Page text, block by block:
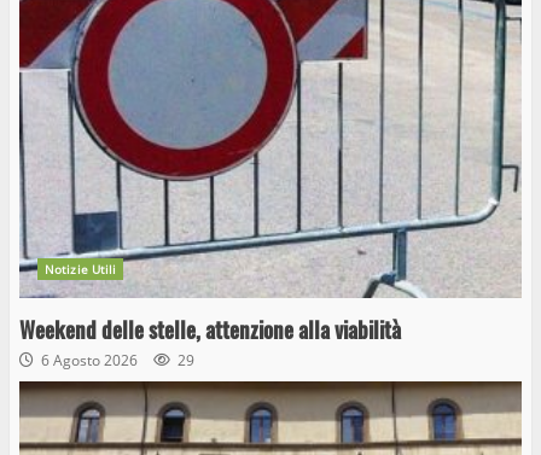
Notizie Utili
Weekend delle stelle, attenzione alla viabilità
6 Agosto 2026 29